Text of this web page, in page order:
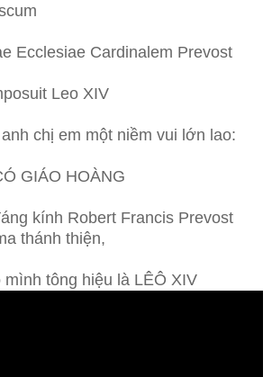
Ecclesiae Cardinalem Prevost
Leo XIV
chị em một niềm vui lớn lao:
GIÁO HOÀNG
kính Robert Francis Prevost
thánh thiện,
mình tông hiệu là LÊÔ XIV